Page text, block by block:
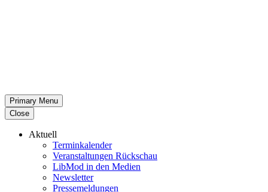
Primary Menu
Close
Aktuell
Termin­ka­lender
Veran­stal­tungen Rückschau
LibMod in den Medien
Newsletter
Presse­mel­dungen